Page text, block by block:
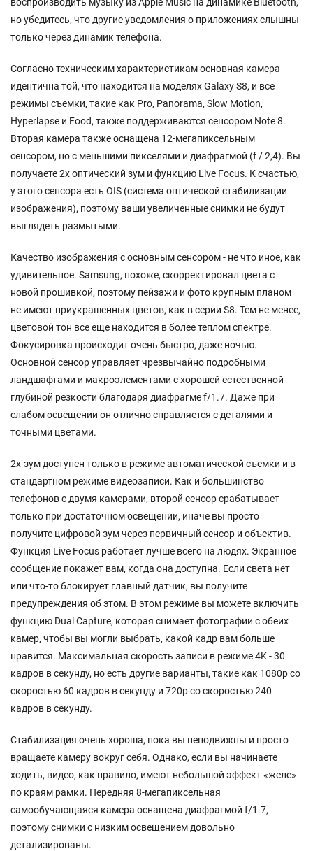
но убедитесь, что другие уведомления о приложениях слышны
только через динамик телефона.
Согласно техническим характеристикам основная камера
идентична той, что находится на моделях Galaxy S8, и все
режимы съемки, такие как Pro, Panorama, Slow Motion,
Hyperlapse и Food, также поддерживаются сенсором Note 8.
Вторая камера также оснащена 12-мегапиксельным
сенсором, но с меньшими пикселями и диафрагмой (f / 2,4). Вы
получаете 2x оптический зум и функцию Live Focus. К счастью,
у этого сенсора есть OIS (система оптической стабилизации
изображения), поэтому ваши увеличенные снимки не будут
выглядеть размытыми.
Качество изображения с основным сенсором - не что иное, как
удивительное. Samsung, похоже, скорректировал цвета с
новой прошивкой, поэтому пейзажи и фото крупным планом
не имеют приукрашенных цветов, как в серии S8. Тем не менее,
цветовой тон все еще находится в более теплом спектре.
Фокусировка происходит очень быстро, даже ночью.
Основной сенсор управляет чрезвычайно подробными
ландшафтами и макроэлементами с хорошей естественной
глубиной резкости благодаря диафрагме f/1.7. Даже при
слабом освещении он отлично справляется с деталями и
точными цветами.
2x-зум доступен только в режиме автоматической съемки и в
стандартном режиме видеозаписи. Как и большинство
телефонов с двумя камерами, второй сенсор срабатывает
только при достаточном освещении, иначе вы просто
получите цифровой зум через первичный сенсор и объектив.
Функция Live Focus работает лучше всего на людях. Экранное
сообщение покажет вам, когда она доступна. Если света нет
или что-то блокирует главный датчик, вы получите
предупреждения об этом. В этом режиме вы можете включить
функцию Dual Capture, которая снимает фотографии с обеих
камер, чтобы вы могли выбрать, какой кадр вам больше
нравится. Максимальная скорость записи в режиме 4K - 30
кадров в секунду, но есть другие варианты, такие как 1080p со
скоростью 60 кадров в секунду и 720p со скоростью 240
кадров в секунду.
Стабилизация очень хороша, пока вы неподвижны и просто
вращаете камеру вокруг себя. Однако, если вы начинаете
ходить, видео, как правило, имеют небольшой эффект «желе»
по краям рамки. Передняя 8-мегапиксельная
самообучающаяся камера оснащена диафрагмой f/1.7,
поэтому снимки с низким освещением довольно
детализированы.